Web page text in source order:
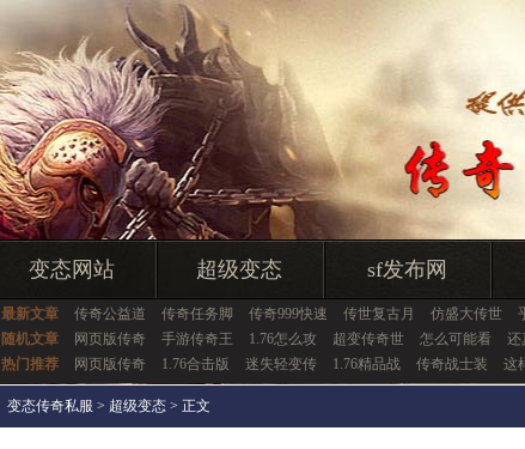
变态网站 超级变态 sf发布网
最新文章 传奇公益道 传奇任务脚 传奇999快速 传世复古月 仿盛大传世
随机文章
网页版传奇 手游传奇王 1.76怎么攻 超变传奇世 怎么可能看 还
热门推荐
网页版传奇 1.76合击版 迷失轻变传 1.76精品战 传奇战士装 这
变态传奇私服 > 超级变态 > 正文